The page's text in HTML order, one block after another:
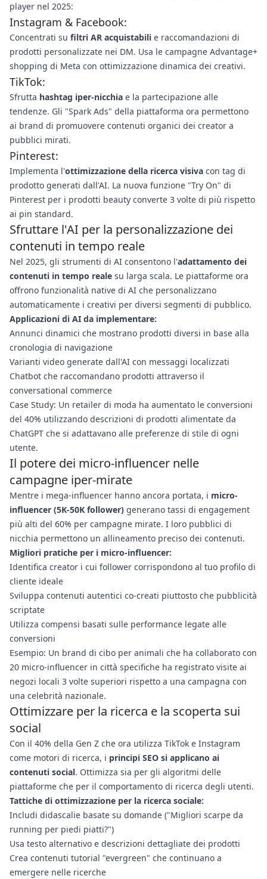
player nel 2025:
Instagram & Facebook:
Concentrati su filtri AR acquistabili e raccomandazioni di
prodotti personalizzate nei DM. Usa le campagne Advantage+
shopping di Meta con ottimizzazione dinamica dei creativi.
TikTok:
Sfrutta hashtag iper-nicchia e la partecipazione alle
tendenze. Gli "Spark Ads" della piattaforma ora permettono
ai brand di promuovere contenuti organici dei creator a
pubblici mirati.
Pinterest:
Implementa l'ottimizzazione della ricerca visiva con tag di
prodotto generati dall'AI. La nuova funzione "Try On" di
Pinterest per i prodotti beauty converte 3 volte di più rispetto
ai pin standard.
Sfruttare l'AI per la personalizzazione dei
contenuti in tempo reale
Nel 2025, gli strumenti di AI consentono l'adattamento dei
contenuti in tempo reale su larga scala. Le piattaforme ora
offrono funzionalità native di AI che personalizzano
automaticamente i creativi per diversi segmenti di pubblico.
Applicazioni di AI da implementare:
Annunci dinamici che mostrano prodotti diversi in base alla
cronologia di navigazione
Varianti video generate dall'AI con messaggi localizzati
Chatbot che raccomandano prodotti attraverso il
conversational commerce
Case Study: Un retailer di moda ha aumentato le conversioni
del 40% utilizzando descrizioni di prodotti alimentate da
ChatGPT che si adattavano alle preferenze di stile di ogni
utente.
Il potere dei micro-influencer nelle
campagne iper-mirate
Mentre i mega-influencer hanno ancora portata, i micro-
influencer (5K-50K follower) generano tassi di engagement
più alti del 60% per campagne mirate. I loro pubblici di
nicchia permettono un allineamento preciso dei contenuti.
Migliori pratiche per i micro-influencer:
Identifica creator i cui follower corrispondono al tuo profilo di
cliente ideale
Sviluppa contenuti autentici co-creati piuttosto che pubblicità
scriptate
Utilizza compensi basati sulle performance legate alle
conversioni
Esempio: Un brand di cibo per animali che ha collaborato con
20 micro-influencer in città specifiche ha registrato visite ai
negozi locali 3 volte superiori rispetto a una campagna con
una celebrità nazionale.
Ottimizzare per la ricerca e la scoperta sui
social
Con il 40% della Gen Z che ora utilizza TikTok e Instagram
come motori di ricerca, i principi SEO si applicano ai
contenuti social. Ottimizza sia per gli algoritmi delle
piattaforme che per il comportamento di ricerca degli utenti.
Tattiche di ottimizzazione per la ricerca sociale:
Includi didascalie basate su domande ("Migliori scarpe da
running per piedi piatti?")
Usa testo alternativo e descrizioni dettagliate dei prodotti
Crea contenuti tutorial "evergreen" che continuano a
emergere nelle ricerche